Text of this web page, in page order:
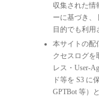
収集された情
ーに基づき、
目的でも利用
本サイトの配
クセスログを
レス・User-
ド等を S3 に
GPTBot 等）